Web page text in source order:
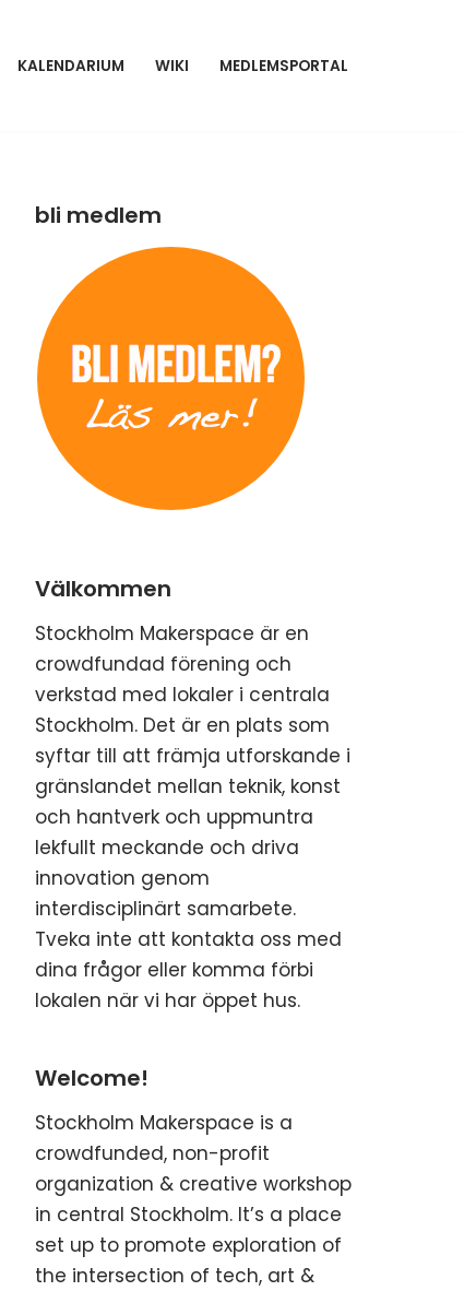
KALENDARIUM WIKI MEDLEMSPORTAL
bli medlem
Välkommen
Stockholm Makerspace är en
crowdfundad förening och
verkstad med lokaler i centrala
Stockholm. Det är en plats som
syftar till att främja utforskande i
gränslandet mellan teknik, konst
och hantverk och uppmuntra
lekfullt meckande och driva
innovation genom
interdisciplinärt samarbete.
Tveka inte att kontakta oss med
dina frågor eller komma förbi
lokalen när vi har öppet hus.
Welcome!
Stockholm Makerspace is a
crowdfunded, non-profit
organization & creative workshop
in central Stockholm. It’s a place
set up to promote exploration of
the intersection of tech, art &